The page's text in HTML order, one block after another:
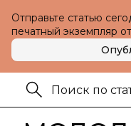
Отправьте статью
печатный экземпляр